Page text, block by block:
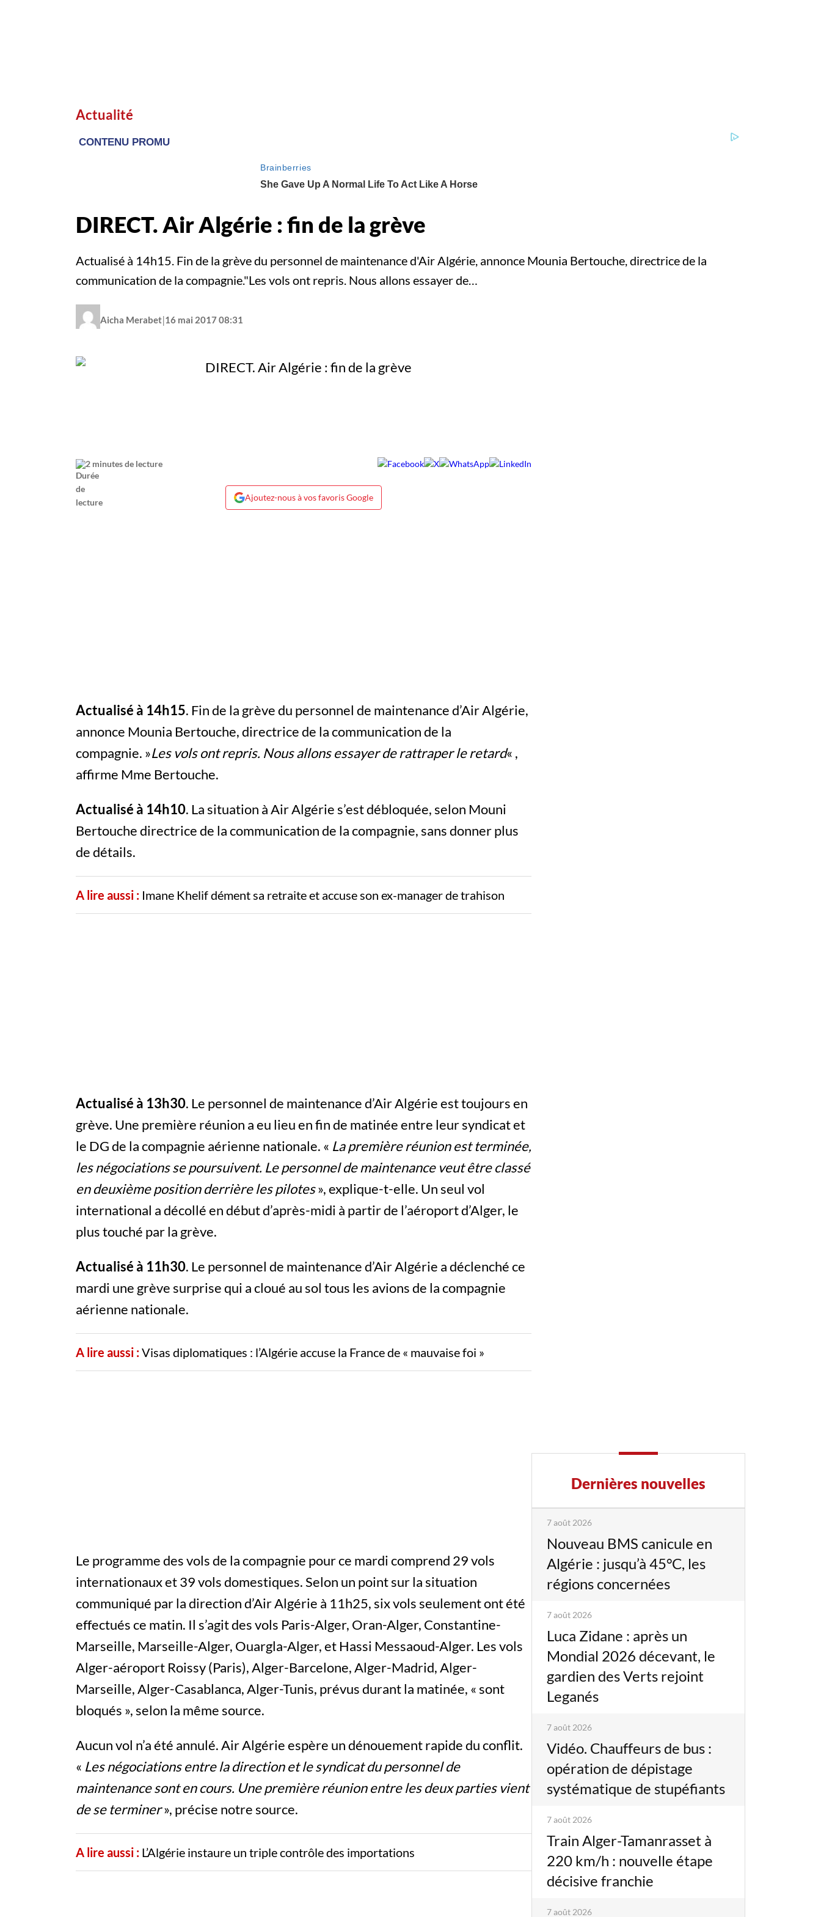
Actualité
DIRECT. Air Algérie : fin de la grève
Actualisé à 14h15. Fin de la grève du personnel de maintenance d'Air Algérie, annonce Mounia Bertouche, directrice de la
communication de la compagnie."Les vols ont repris. Nous allons essayer de…
Aicha Merabet|16 mai 2017 08:31
2 minutes de lecture
Ajoutez-nous à vos favoris Google
Actualisé à 14h15. Fin de la grève du personnel de maintenance d’Air Algérie,
annonce Mounia Bertouche, directrice de la communication de la
compagnie. »Les vols ont repris. Nous allons essayer de rattraper le retard« ,
affirme Mme Bertouche.
Actualisé à 14h10. La situation à Air Algérie s’est débloquée, selon Mouni
Bertouche directrice de la communication de la compagnie, sans donner plus
de détails.
A lire aussi : Imane Khelif dément sa retraite et accuse son ex-manager de trahison
Actualisé à 13h30. Le personnel de maintenance d’Air Algérie est toujours en
grève. Une première réunion a eu lieu en fin de matinée entre leur syndicat et
le DG de la compagnie aérienne nationale. « La première réunion est terminée,
les négociations se poursuivent. Le personnel de maintenance veut être classé
en deuxième position derrière les pilotes», explique-t-elle. Un seul vol
international a décollé en début d’après-midi à partir de l’aéroport d’Alger, le
plus touché par la grève.
Actualisé à 11h30. Le personnel de maintenance d’Air Algérie a déclenché ce
mardi une grève surprise qui a cloué au sol tous les avions de la compagnie
aérienne nationale.
A lire aussi :Visas diplomatiques : l’Algérie accuse la France de « mauvaise foi »
Le programme des vols de la compagnie pour ce mardi comprend 29 vols
internationaux et 39 vols domestiques. Selon un point sur la situation
communiqué par la direction d’Air Algérie à 11h25, six vols seulement ont été
effectués ce matin. Il s’agit des vols Paris-Alger, Oran-Alger, Constantine-
Marseille, Marseille-Alger, Ouargla-Alger, et Hassi Messaoud-Alger. Les vols
Alger-aéroport Roissy (Paris), Alger-Barcelone, Alger-Madrid, Alger-
Marseille, Alger-Casablanca, Alger-Tunis, prévus durant la matinée, « sont
bloqués », selon la même source.
Aucun vol n’a été annulé. Air Algérie espère un dénouement rapide du conflit.
« Les négociations entre la direction et le syndicat du personnel de
maintenance sont en cours. Une première réunion entre les deux parties vient
de se terminer», précise notre source.
A lire aussi : L’Algérie instaure un triple contrôle des importations
Dernières nouvelles
7 août 2026
Nouveau BMS canicule en
Algérie : jusqu’à 45°C, les
régions concernées
7 août 2026
Luca Zidane : après un
Mondial 2026 décevant, le
gardien des Verts rejoint
Leganés
7 août 2026
Vidéo. Chauffeurs de bus :
opération de dépistage
systématique de stupéfiants
7 août 2026
Train Alger-Tamanrasset à
220 km/h : nouvelle étape
décisive franchie
7 août 2026